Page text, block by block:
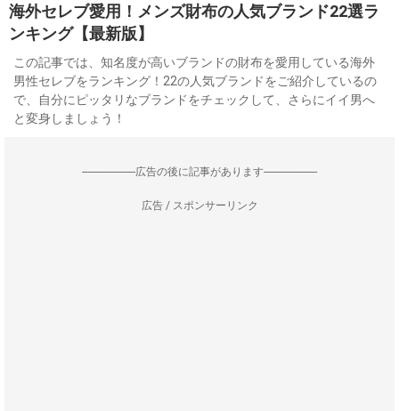
海外セレブ愛用！メンズ財布の人気ブランド22選ラ
ンキング【最新版】
この記事では、知名度が高いブランドの財布を愛用している海外
男性セレブをランキング！22の人気ブランドをご紹介しているの
で、自分にピッタリなブランドをチェックして、さらにイイ男へ
と変身しましょう！
--------------------広告の後に記事があります--------------------
広告 / スポンサーリンク